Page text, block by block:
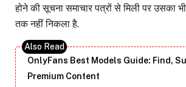
होने की सूचना समाचार पत्रों से मिली पर उसका
तक नहीं निकला है.
OnlyFans Best Models Guide: Find,
Premium Content